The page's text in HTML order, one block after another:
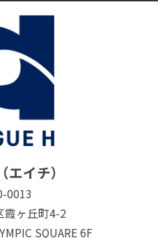
エイチ）
0013
霞ヶ丘町4-2
SQUARE 6F